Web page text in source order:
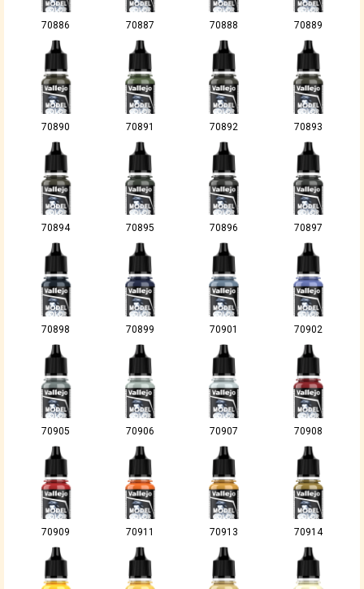
70886 70887 70888 70889
70890 70891 70892 70893
70894 70895 70896 70897
70898 70899 70901 70902
70905 70906 70907 70908
70909 70911 70913 70914